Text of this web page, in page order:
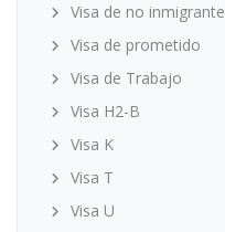
Visa de no inmigrante
Visa de prometido
Visa de Trabajo
Visa H2-B
Visa K
Visa T
Visa U